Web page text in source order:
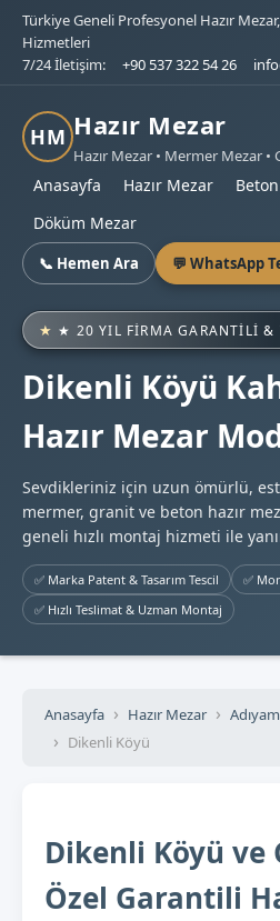
Türkiye Geneli Profesyonel Hazır
Hizmetleri
7/24 İletişim:
+90 537 322 54 26
HM Hazır Mezar
Hazır Mezar • Mermer Mezar •
Anasayfa Hazır Mezar
Döküm Mezar
📞 Hemen Ara 💬 WhatsApp
★ 20 YIL FIRMA GARANTILI &
Dikenli Köyü
Hazır Mezar
Sevdikleriniz için uzun ömürlü,
mermer, granit ve beton hazır
geneli hızlı montaj hizmeti ile
✅ Marka Patent & Tasarım Tescil
✅
✅ Hızlı Teslimat & Uzman Montaj
Anasayfa Hazır Mezar
Dikenli Köyü
Dikenli Köyü ve
Özel Garantili